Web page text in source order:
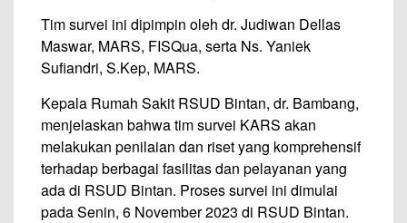
Tim survei ini dipimpin oleh dr. Judiwan Dellas
Maswar, MARS, FISQua, serta Ns. Yaniek
Sufiandri, S.Kep, MARS.
Kepala Rumah Sakit RSUD Bintan, dr. Bambang,
menjelaskan bahwa tim survei KARS akan
melakukan penilaian dan riset yang komprehensif
terhadap berbagai fasilitas dan pelayanan yang
ada di RSUD Bintan. Proses survei ini dimulai
pada Senin, 6 November 2023 di RSUD Bintan.